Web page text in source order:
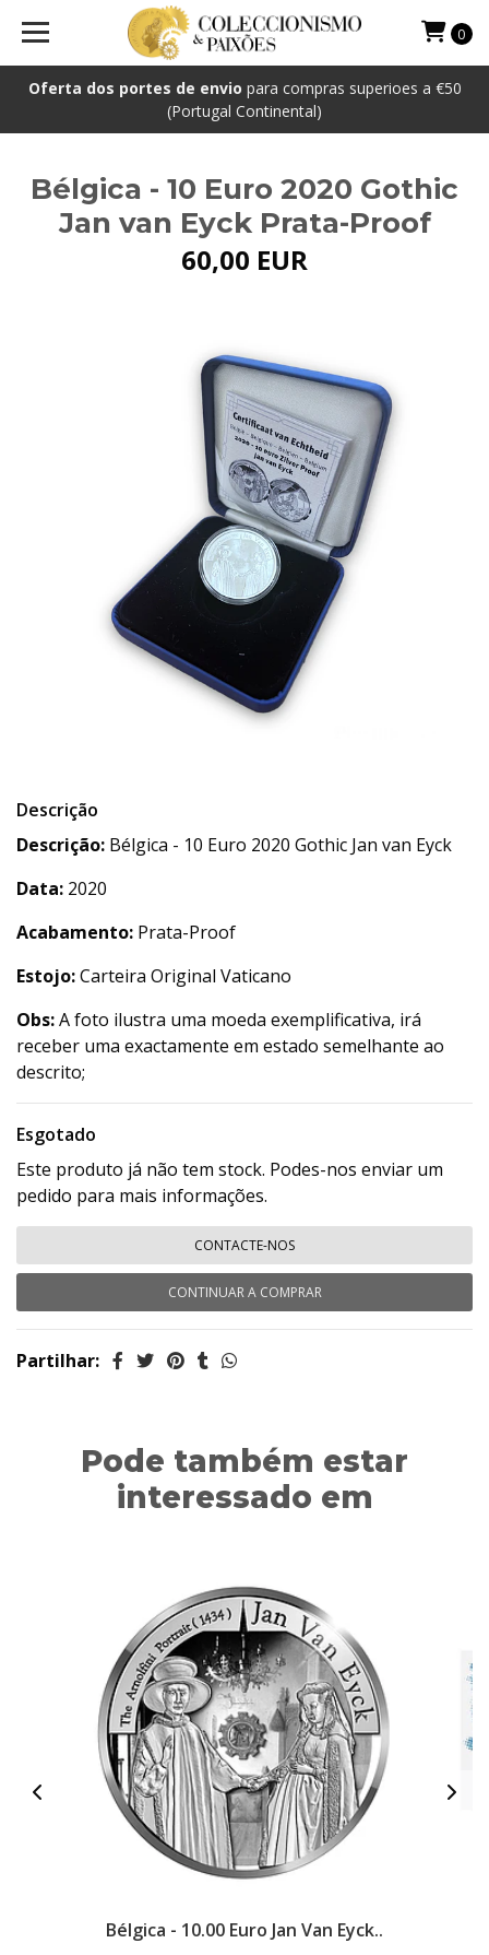
Oferta dos portes de envio para compras superioes a €50
(Portugal Continental)
0
Bélgica - 10 Euro 2020 Gothic
Jan van Eyck Prata-Proof
60,00 EUR
Descrição
Descrição: Bélgica - 10 Euro 2020 Gothic Jan van Eyck
Data: 2020
Acabamento: Prata-Proof
Estojo:Carteira Original Vaticano
Obs:A foto ilustra uma moeda exemplificativa, irá
receber uma exactamente em estado semelhante ao
descrito;
Esgotado
Este produto já não tem stock. Podes-nos enviar um
pedido para mais informações.
CONTACTE-NOS
CONTINUAR A COMPRAR
Partilhar:
Pode também estar
interessado em
Bélgica - 10.00 Euro Jan Van Eyck..